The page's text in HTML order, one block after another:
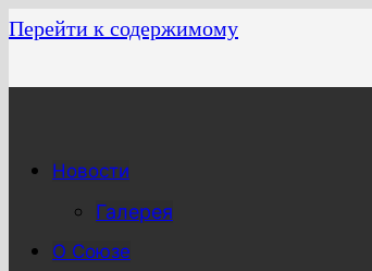
Перейти к содержимому
Новости
Галерея
О Союзе